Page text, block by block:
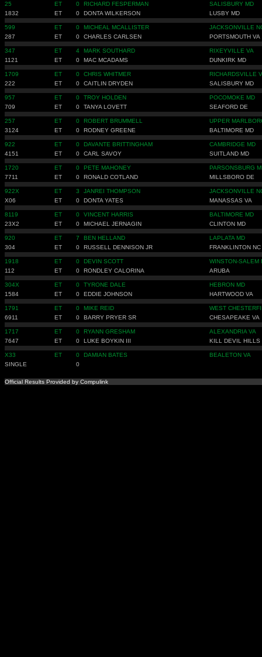
25 ET 0 RICHARD FESPERMAN
SALISBURY MD
1832
ET 0 DONTA WILKERSON LUSBY MD
599 ET 0 MICHEAL MCALLISTER
JACKSONVILLE
287
ET 0 CHARLES CARLSEN PORTSMOUTH VA
347 ET 4 MARK SOUTHARD
RIXEYVILLE VA
1121
ET 0 MAC MCADAMS DUNKIRK MD
1709 ET 0 CHRIS WHITMER
RICHARDSVILLE
222
ET 0 CAITLIN DRYDEN SALISBURY MD
957 ET 0 TROY HOLDEN
POCOMOKE MD
709
ET 0 TANYA LOVETT SEAFORD DE
257 ET 0 ROBERT BRUMMELL
UPPER
3124
ET 0 RODNEY GREENE BALTIMORE MD
922 ET 0 DAVANTE BRITTINGHAM
CAMBRIDGE MD
4151
ET 0 CARL SAVOY SUITLAND MD
1720 ET 0 PETE MAHONEY
PARSONSBURG
7711
ET 0 RONALD COTLAND MILLSBORO DE
922X ET 3 JANREI THOMPSON
JACKSONVILLE
X06
ET 0 DONTA YATES MANASSAS VA
8119 ET 0 VINCENT HARRIS
BALTIMORE MD
23X2
ET 0 MICHAEL JERNAGIN CLINTON MD
920 ET 7 BEN HELLAND
LAPLATA MD
304
ET 0 RUSSELL DENNISON JR FRANKLINTON NC
1918 ET 0 DEVIN SCOTT
WINSTON-SALEM
112
ET 0 RONDLEY CALORINA ARUBA
304X ET 0 TYRONE DALE
HEBRON MD
1584
ET 0 EDDIE JOHNSON HARTWOOD VA
1791 ET 0 MIKE REID
WEST
6911
ET 0 BARRY PRYER SR CHESAPEAKE VA
1717 ET 0 RYANN GRESHAM
ALEXANDRIA VA
7647
ET 0 LUKE BOYKIN III KILL DEVIL HILLS
X33 ET 0 DAMIAN BATES
BEALETON VA
SINGLE
0
Official Results Provided by Compulink